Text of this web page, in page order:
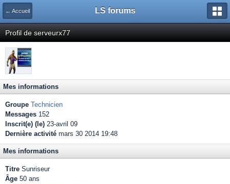
← Accueil LS forums
Profil de serveurx77
Mes informations
Groupe Technicien
Messages 152
Inscrit(e) (le) 23-avril 09
Dernière activité mars 30 2014 19:48
Mes informations
Titre Sunriseur
Âge 50 ans